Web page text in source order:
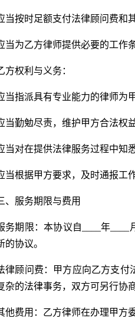
当按时足额支付法律顾问费和
当为乙方律师提供必要的工作
方权利与义务：
当指派具有专业能力的律师为
当勤勉尽责，维护甲方合法权
当对在提供法律服务过程中知
当根据甲方要求，及时通报工
、服务期限与费用
务期限：本协议自____年____
的协议。
律顾问费：甲方应向乙方支付
杂的法律事务，双方可另行协
他费用：乙方律师在办理甲方